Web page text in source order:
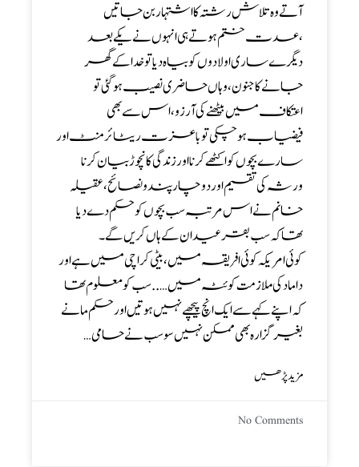
آتے وہ تلاش رشتہ کا اشتہار بن جاتیں
،عدت ختم ہوتے ہی انہوں نے یکے بعد
دیگرے ساری اولادوں کو بیاہ دیا تو خدا کے گھر
جانے کا جنون ،وہاں حاضری نصیب ہو گئی تو
اعتکاف میں بیٹھنے کی آرزو ،اس سے بھی
فیضیاب ہو چکی تو باعزت ریٹائرمنٹ اور
سارے بچوں کو اکٹھے کرنا اور زندگی کا نچوڑ بیان کرنا
ورثہ کی تقسیم اور دو چار پندو نصائح ،عقیلہ
خانم نے اس مرتبہ سب بچوں کو حکم دے دیا
تھا کہ سب بقرعید ان کے ہاں کریں گے ۔
کوئی امریکہ کوئی افریقہ میں ،بیٹی کراچی میں ہے اور
داماد کی ملازمت کوئٹہ میں …..سب کو معلوم تھا
کہ اپنے کہے سے ایک انچ پیچھے نہیں ہوتیں اور حکم مانے
بغیر گزارہ بھی ممکن نہیں سو سب نے حامی…
مزید پڑھیں
No Comments